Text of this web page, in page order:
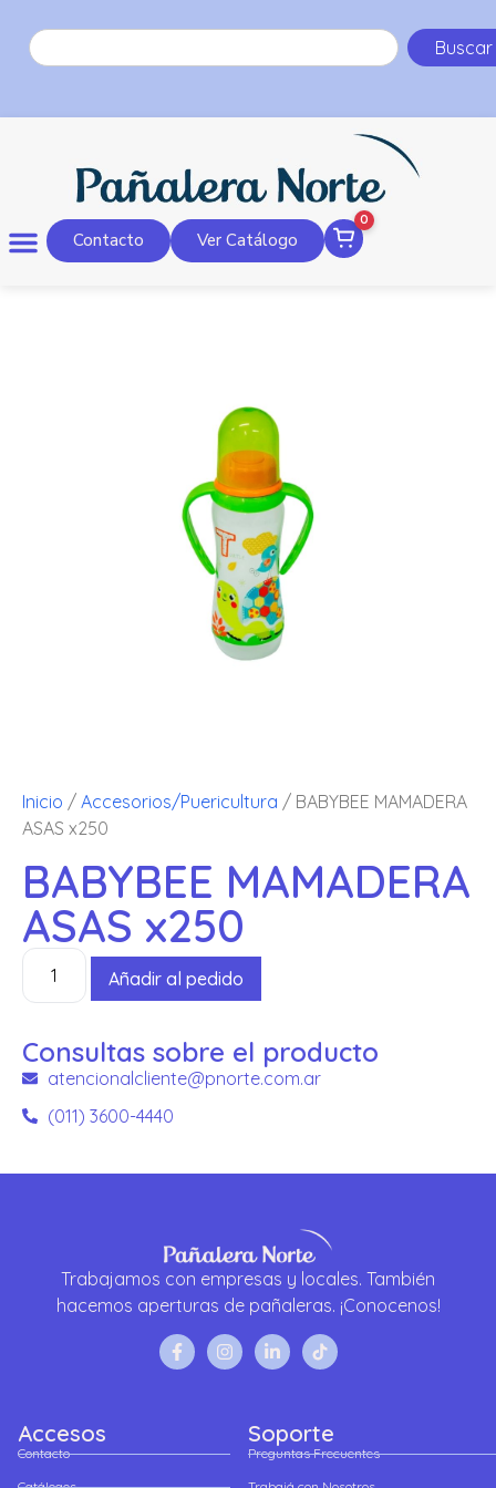
Buscar
Contacto Ver Catálogo
0
Inicio / Accesorios/Puericultura / BABYBEE MAMADERA
ASAS x250
BABYBEE MAMADERA
ASAS x250
Añadir al pedido
Consultas sobre el producto
atencionalcliente@pnorte.com.ar
(011) 3600-4440
Trabajamos con empresas y locales. También
hacemos aperturas de pañaleras. ¡Conocenos!
Accesos
Contacto
Soporte
Preguntas Frecuentes